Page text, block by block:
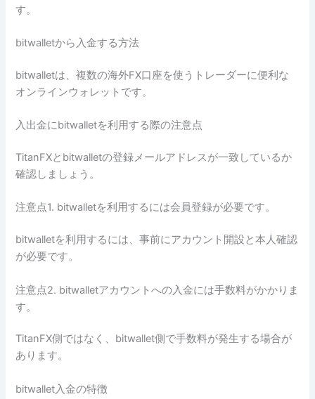
す。
bitwalletから入金する方法
bitwalletは、複数の海外FX口座を使うトレーダーに便利な
オンラインウォレットです。
入出金にbitwalletを利用する際の注意点
TitanFXとbitwalletの登録メールアドレスが一致しているか
確認しましょう。
注意点1. bitwalletを利用するには会員登録が必要です。
bitwalletを利用するには、事前にアカウント開設と本人確認
が必要です。
注意点2. bitwalletアカウントへの入金には手数料がかかりま
す。
TitanFX側ではなく、bitwallet側で手数料が発生する場合が
あります。
bitwallet入金の特徴